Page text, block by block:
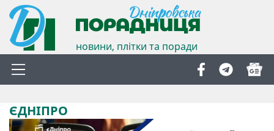
новини, плітки та поради
ЄДНІПРО